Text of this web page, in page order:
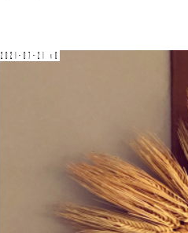
2021-07-21 v0